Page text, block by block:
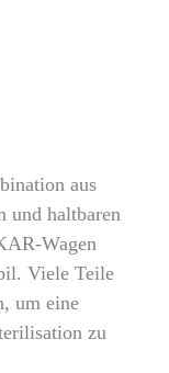
aus
und haltbaren
Wagen
Viele Teile
um eine
zu